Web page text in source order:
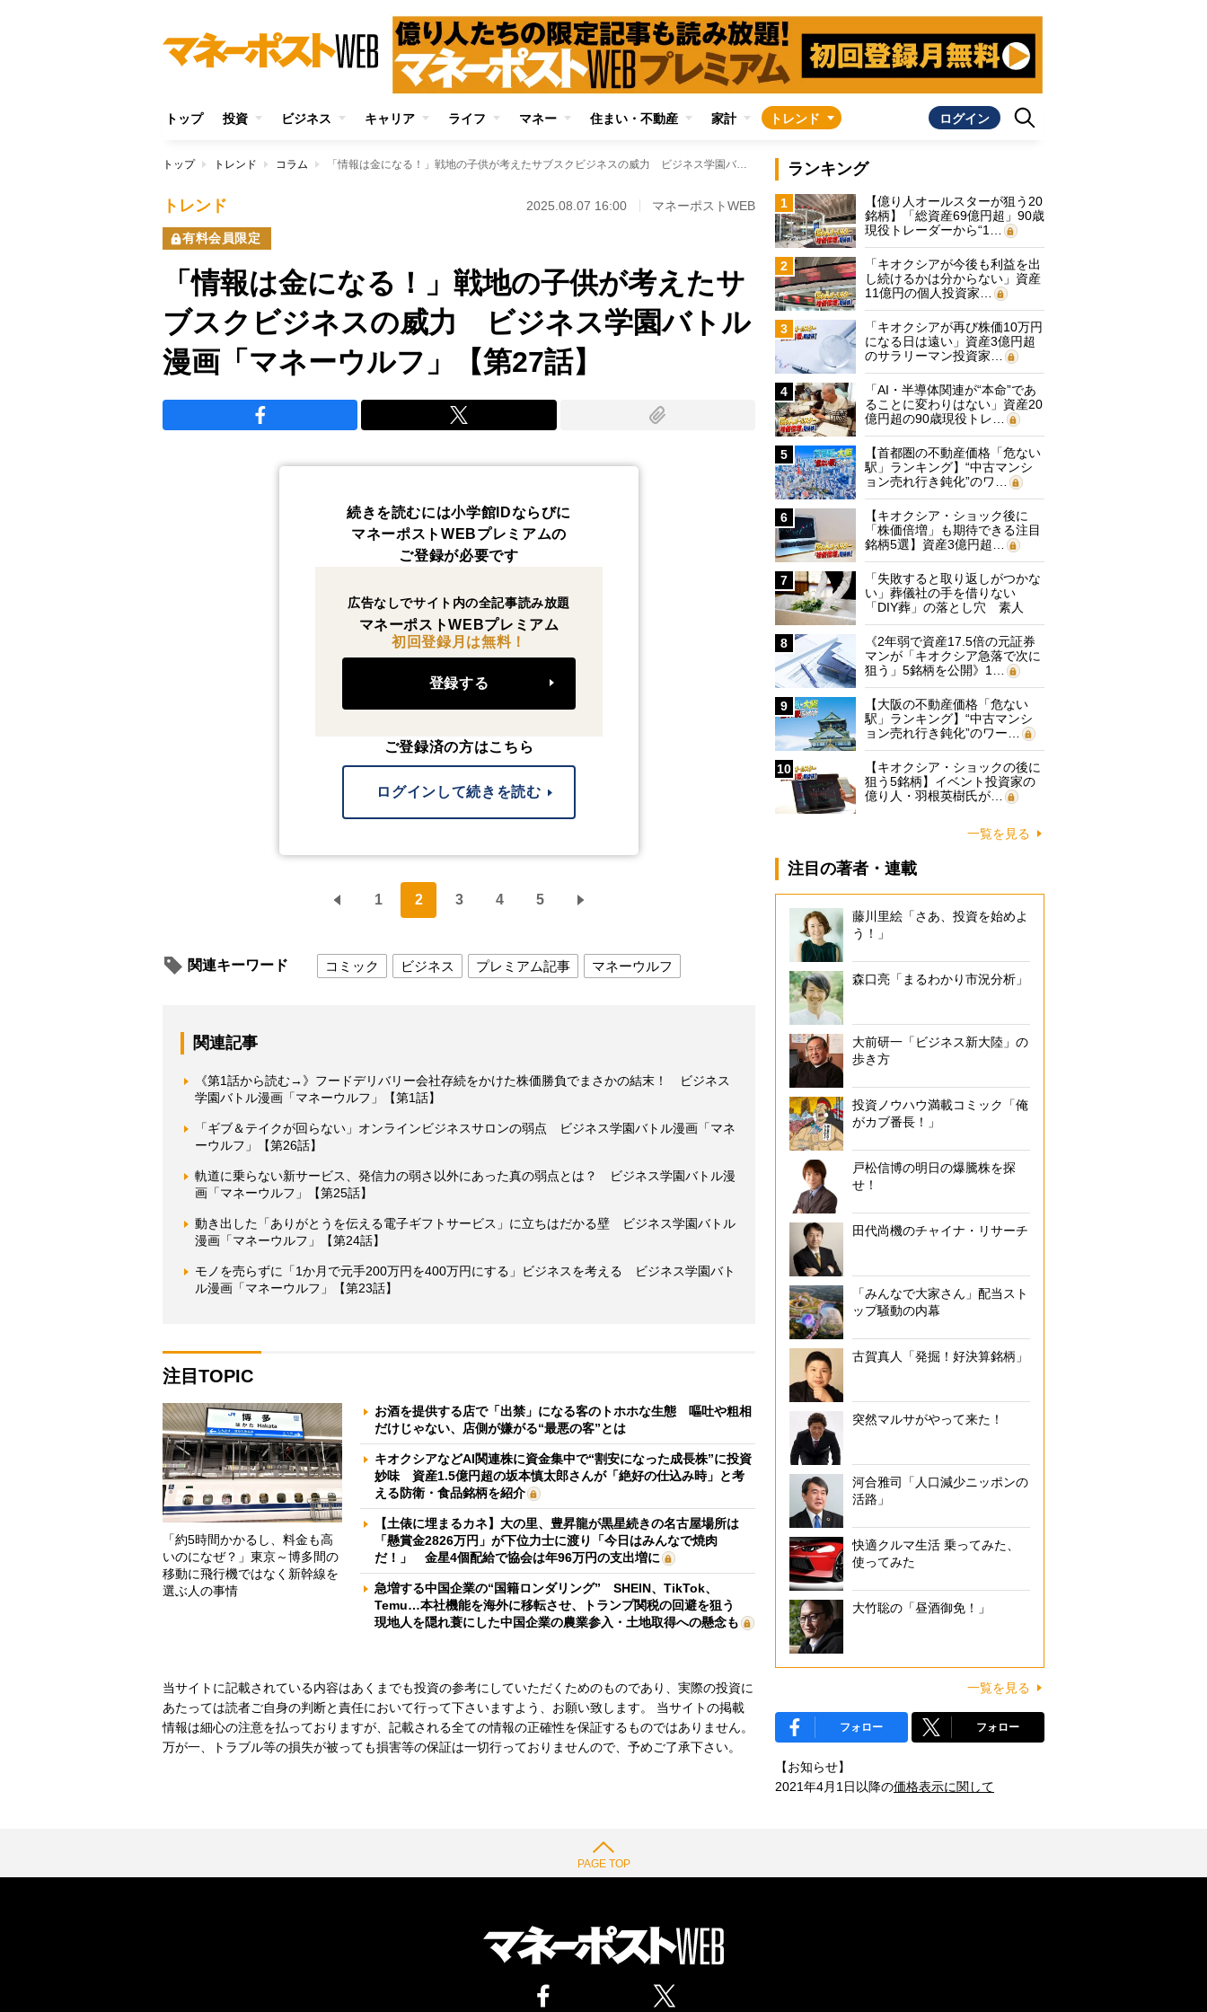
トップ 投資 ビジネス キャリア ライフ マネー 住まい・不動産 家計 トレンド ログイン
トップ トレンド コラム 「情報は金になる！」戦地の子供が考えたサブスクビジネスの威力 ビジネス学園バトル漫画「マネーウルフ」【第27話】
トレンド 2025.08.07 16:00 マネーポストWEB
有料会員限定
「情報は金になる！」戦地の子供が考えたサ
ブスクビジネスの威力 ビジネス学園バトル
漫画「マネーウルフ」【第27話】
続きを読むには小学館IDならびに
マネーポストWEBプレミアムの
ご登録が必要です
広告なしでサイト内の全記事読み放題
マネーポストWEBプレミアム
初回登録月は無料！
登録する
ご登録済の方はこちら
ログインして続きを読む
1 2 3 4 5
関連キーワード コミック ビジネス プレミアム記事 マネーウルフ
関連記事
《第1話から読む→》フードデリバリー会社存続をかけた株価勝負でまさかの結末！ ビジネス
学園バトル漫画「マネーウルフ」【第1話】
「ギブ＆テイクが回らない」オンラインビジネスサロンの弱点 ビジネス学園バトル漫画「マネ
ーウルフ」【第26話】
軌道に乗らない新サービス、発信力の弱さ以外にあった真の弱点とは？ ビジネス学園バトル漫
画「マネーウルフ」【第25話】
動き出した「ありがとうを伝える電子ギフトサービス」に立ちはだかる壁 ビジネス学園バトル
漫画「マネーウルフ」【第24話】
モノを売らずに「1か月で元手200万円を400万円にする」ビジネスを考える ビジネス学園バト
ル漫画「マネーウルフ」【第23話】
注目TOPIC
「約5時間かかるし、料金も高
いのになぜ？」東京～博多間の
移動に飛行機ではなく新幹線を
選ぶ人の事情
お酒を提供する店で「出禁」になる客のトホホな生態 嘔吐や粗相
だけじゃない、店側が嫌がる“最悪の客”とは
キオクシアなどAI関連株に資金集中で“割安になった成長株”に投資
妙味 資産1.5億円超の坂本慎太郎さんが「絶好の仕込み時」と考
える防衛・食品銘柄を紹介
【土俵に埋まるカネ】大の里、豊昇龍が黒星続きの名古屋場所は
「懸賞金2826万円」が下位力士に渡り「今日はみんなで焼肉
だ！」 金星4個配給で協会は年96万円の支出増に
急増する中国企業の“国籍ロンダリング” SHEIN、TikTok、
Temu…本社機能を海外に移転させ、トランプ関税の回避を狙う
現地人を隠れ蓑にした中国企業の農業参入・土地取得への懸念も
当サイトに記載されている内容はあくまでも投資の参考にしていただくためのものであり、実際の投資に
あたっては読者ご自身の判断と責任において行って下さいますよう、お願い致します。 当サイトの掲載
情報は細心の注意を払っておりますが、記載される全ての情報の正確性を保証するものではありません。
万が一、トラブル等の損失が被っても損害等の保証は一切行っておりませんので、予めご了承下さい。
ランキング
1
【億り人オールスターが狙う20
銘柄】「総資産69億円超」90歳
現役トレーダーから“1…
2
「キオクシアが今後も利益を出
し続けるかは分からない」資産
11億円の個人投資家…
3
「キオクシアが再び株価10万円
になる日は遠い」資産3億円超
のサラリーマン投資家…
4
「AI・半導体関連が“本命”であ
ることに変わりはない」資産20
億円超の90歳現役トレ…
5
【首都圏の不動産価格「危ない
駅」ランキング】“中古マンシ
ョン売れ行き鈍化”のワ…
6
【キオクシア・ショック後に
「株価倍増」も期待できる注目
銘柄5選】資産3億円超…
7
「失敗すると取り返しがつかな
い」葬儀社の手を借りない
「DIY葬」の落とし穴 素人
に…
8
《2年弱で資産17.5倍の元証券
マンが「キオクシア急落で次に
狙う」5銘柄を公開》1…
9
【大阪の不動産価格「危ない
駅」ランキング】“中古マンシ
ョン売れ行き鈍化”のワー…
10
【キオクシア・ショックの後に
狙う5銘柄】イベント投資家の
億り人・羽根英樹氏が…
一覧を見る
注目の著者・連載
藤川里絵「さあ、投資を始めよ
う！」
森口亮「まるわかり市況分析」
大前研一「ビジネス新大陸」の
歩き方
投資ノウハウ満載コミック「俺
がカブ番長！」
戸松信博の明日の爆騰株を探
せ！
田代尚機のチャイナ・リサーチ
「みんなで大家さん」配当スト
ップ騒動の内幕
古賀真人「発掘！好決算銘柄」
突然マルサがやって来た！
河合雅司「人口減少ニッポンの
活路」
快適クルマ生活 乗ってみた、
使ってみた
大竹聡の「昼酒御免！」
一覧を見る
フォロー フォロー
【お知らせ】
2021年4月1日以降の価格表示に関して
PAGE TOP